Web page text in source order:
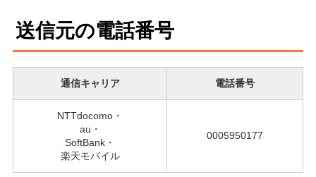
送信元の電話番号
通信キャリア 電話番号
NTTdocomo・
au・
SoftBank・
楽天モバイル
0005950177